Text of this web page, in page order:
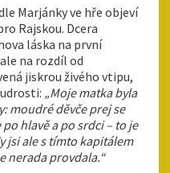
Marjánky ve hře objeví
Rajskou. Dcera
láska na první
na rozdíl od
jiskrou živého vtipu,
„Moje matka byla
moudré děvče prej se
hlavě a po srdci – to je
jsi ale s tímto kapitálem
nerada provdala.“